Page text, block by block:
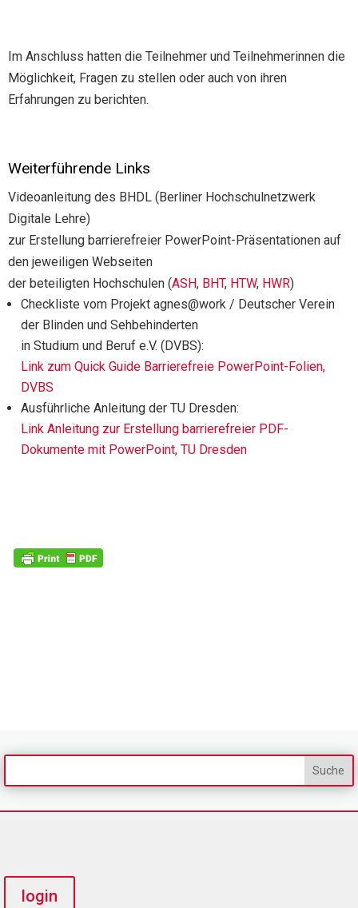
Im Anschluss hatten die Teilnehmer und Teilnehmerinnen die
Möglichkeit, Fragen zu stellen oder auch von ihren
Erfahrungen zu berichten.
Weiterführende Links
Videoanleitung des BHDL (Berliner Hochschulnetzwerk
Digitale Lehre)
zur Erstellung barrierefreier PowerPoint-Präsentationen auf
den jeweiligen Webseiten
der beteiligten Hochschulen (ASH, BHT, HTW, HWR)
Checkliste vom Projekt agnes@work / Deutscher Verein
der Blinden und Sehbehinderten
in Studium und Beruf e.V. (DVBS):
Link zum Quick Guide Barrierefreie PowerPoint-Folien,
DVBS
Ausführliche Anleitung der TU Dresden:
Link Anleitung zur Erstellung barrierefreier PDF-
Dokumente mit PowerPoint, TU Dresden
login